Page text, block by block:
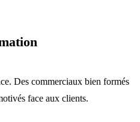
Des commerciaux bien formés
face aux clients.